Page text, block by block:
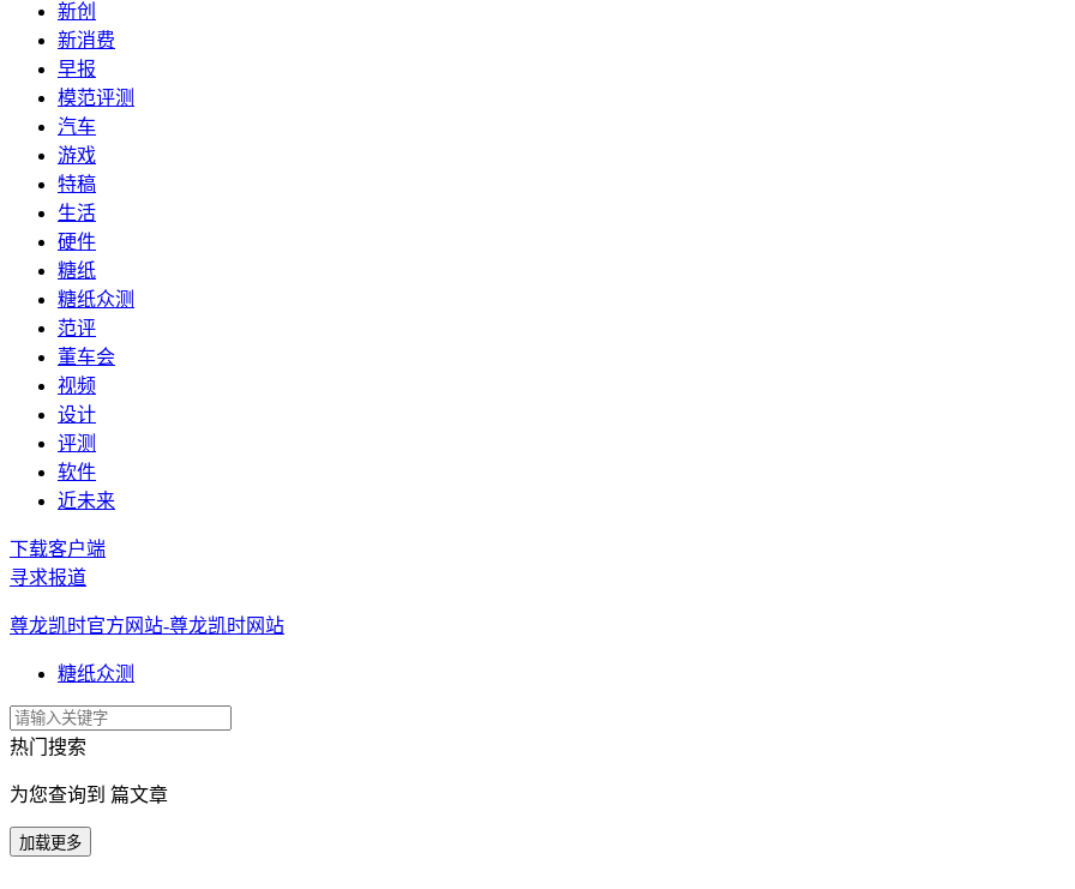
新创
新消费
早报
模范评测
汽车
游戏
特稿
生活
硬件
糖纸
糖纸众测
范评
董车会
视频
设计
评测
软件
近未来
下载客户端
寻求报道
尊龙凯时官方网站-尊龙凯时网站
糖纸众测
热门搜索
为您查询到 篇文章
加载更多